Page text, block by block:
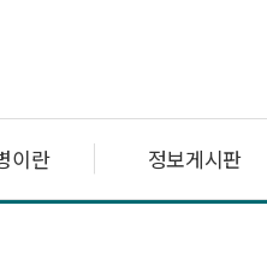
이란 정보게시판